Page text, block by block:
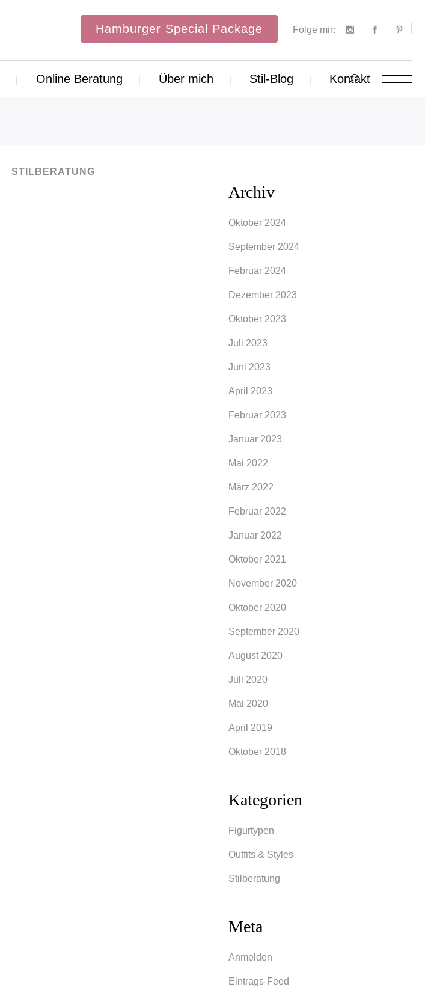
Hamburger Special Package Folge mir:
Online Beratung Über mich Stil-Blog Kontakt
STILBERATUNG
Archiv
Oktober 2024
September 2024
Februar 2024
Dezember 2023
Oktober 2023
Juli 2023
Juni 2023
April 2023
Februar 2023
Januar 2023
Mai 2022
März 2022
Februar 2022
Januar 2022
Oktober 2021
November 2020
Oktober 2020
September 2020
August 2020
Juli 2020
Mai 2020
April 2019
Oktober 2018
Kategorien
Figurtypen
Outfits & Styles
Stilberatung
Meta
Anmelden
Eintrags-Feed